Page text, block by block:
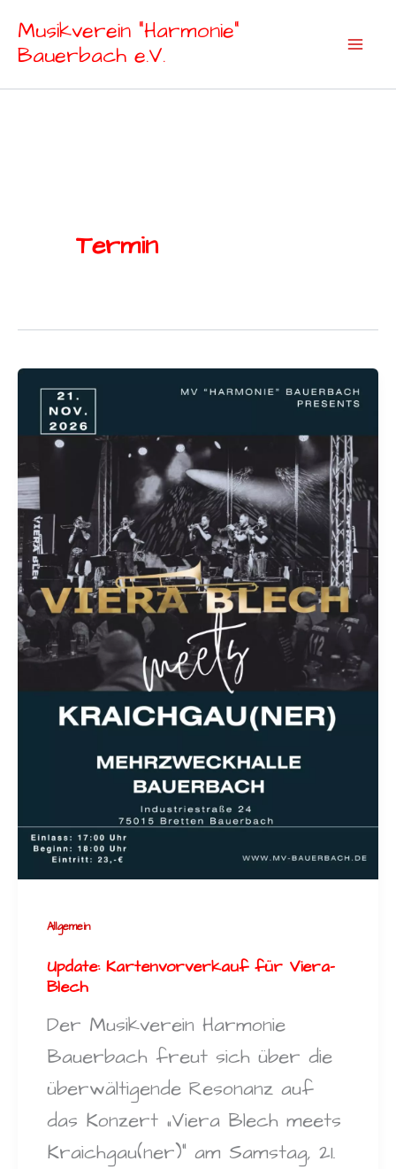
Inhalt
Musikverein "Harmonie"
Bauerbach e.V.
Termin
Allgemein
Update: Kartenvorverkauf für Viera-
Blech
Der Musikverein Harmonie
Bauerbach freut sich über die
überwältigende Resonanz auf
das Konzert „Viera Blech meets
Kraichgau(ner)“ am Samstag, 21.